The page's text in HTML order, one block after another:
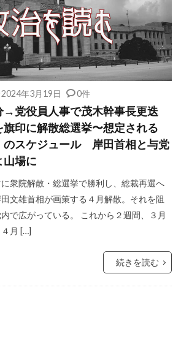
2024年3月19日 0件
→党役員人事で茂木幹事長更迭
印に解散総選挙〜想定される
のスケジュール 岸田首相と与党
山場に
衆院解散・総選挙で勝利し、総裁再選へ
文雄首相が画策する４月解散。それを阻
で広がっている。 これから２週間、３月
月 […]
続きを読む